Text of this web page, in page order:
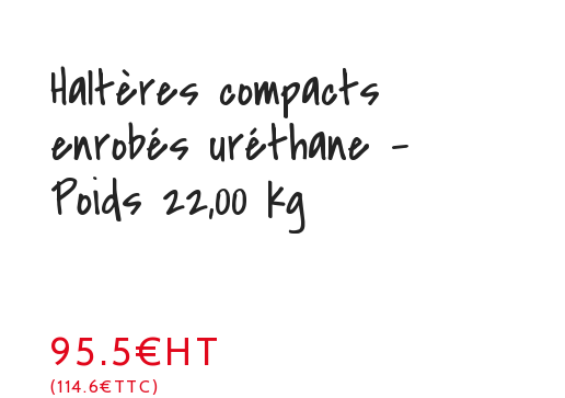
Haltères compacts
enrobés uréthane –
Poids 22,00 kg
95.5€HT
(114.6€TTC)